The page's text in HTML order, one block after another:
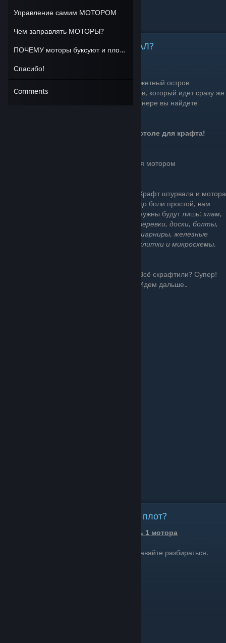
Управление самим МОТОРОМ
Чем заправлять МОТОРЫ?
ПОЧЕМУ моторы буксуют и плот не плывет?
Спасибо!
Comments
Как скрафтить МОТОР и ШТУРВАЛ?
Для начала вы должны пройти сюжетный остров
васагатан" - это второй сюжетный остров, который идет сразу же
", в Васагатане на лайнере вы найдете
Уже получили чертежи? Изучите их на столе для крафта!
необходим вам для управления мотором
Крафт штурвала и мотора
до боли простой, вам
нужны будут лишь: хлам,
веревки, доски, болты,
шарниры, железные
слитки и микросхемы.
Всё скрафтили? Супер!
Идем дальше..
СКОЛЬКО нужно моторов на мой плот?
Вашему плоту может не хватить 1 мотора
А сколько тогда нужно моторов? Давайте разбираться.